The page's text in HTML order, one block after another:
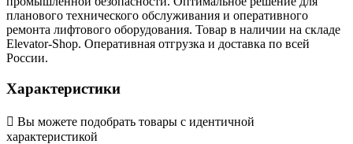
планового технического обслуживания и оперативного
ремонта лифтового оборудования. Товар в наличии на складе
Elevator-Shop. Оперативная отгрузка и доставка по всей
России.
Характеристики
 Вы можете подобрать товары с идентичной
характеристикой